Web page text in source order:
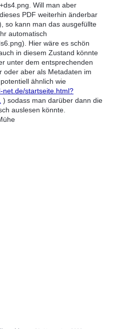
Will man aber
PDF weiterhin änderbar
so kann man das ausgefüllte
automatisch
Hier wäre es schön
in diesem Zustand könnte
unter dem entsprechenden
oder aber als Metadaten im
ähnlich wie
net.de/startseite.html?
) sodass man darüber dann die
auslesen könnte.